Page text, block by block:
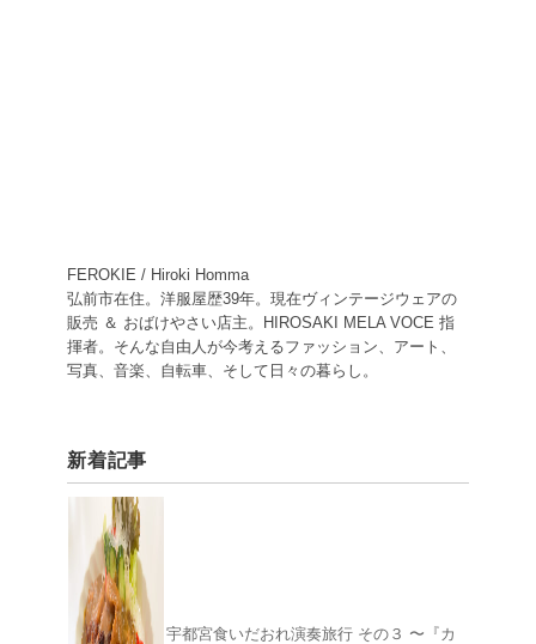
FEROKIE / Hiroki Homma
弘前市在住。洋服屋歴39年。現在ヴィンテージウェアの
販売 ＆ おばけやさい店主。HIROSAKI MELA VOCE 指
揮者。そんな自由人が今考えるファッション、アート、
写真、音楽、自転車、そして日々の暮らし。
新着記事
宇都宮食いだおれ演奏旅行 その３ 〜『カ